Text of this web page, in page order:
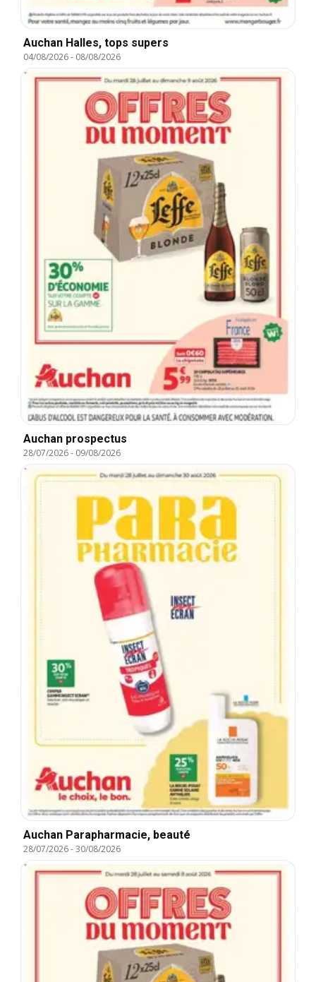
Auchan Halles, tops supers
04/08/2026- 08/08/2026
Auchan prospectus
28/07/2026- 09/08/2026
Auchan Parapharmacie, beauté
28/07/2026-30/08/2026